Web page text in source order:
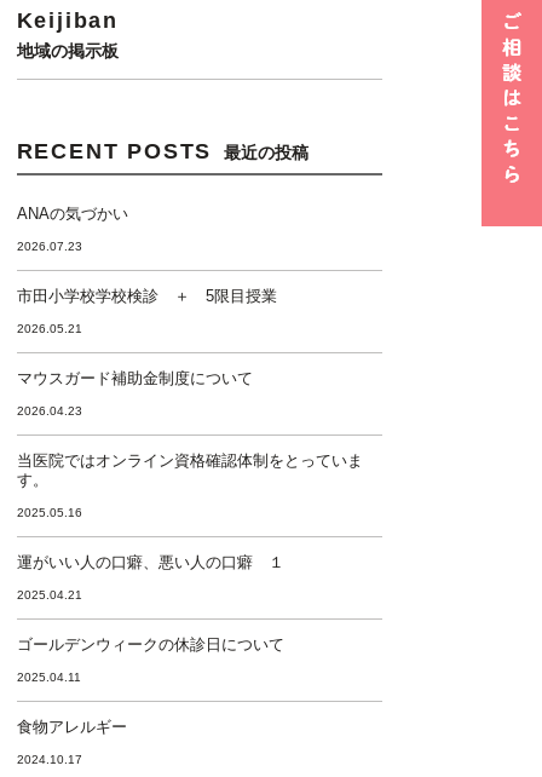
Keijiban
地域の掲示板
RECENT POSTS 最近の投稿
ANAの気づかい
2026.07.23
市田小学校学校検診 ＋ 5限目授業
2026.05.21
マウスガード補助金制度について
2026.04.23
当医院ではオンライン資格確認体制をとっていま
す。
2025.05.16
運がいい人の口癖、悪い人の口癖 １
2025.04.21
ゴールデンウィークの休診日について
2025.04.11
食物アレルギー
2024.10.17